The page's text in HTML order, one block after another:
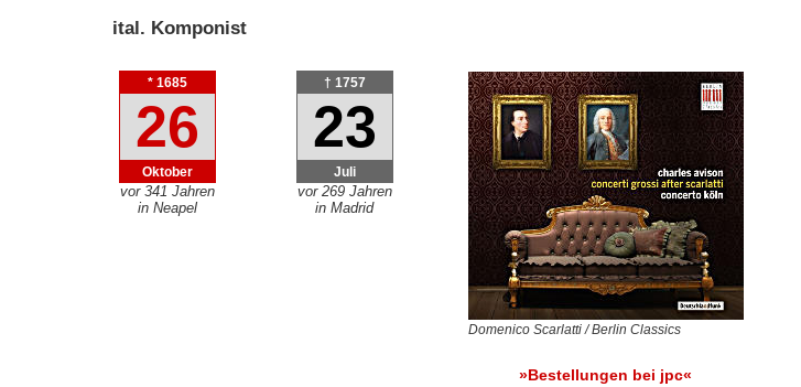
ital. Komponist
* 1685
26
Oktober
vor 341 Jahren
in Neapel
† 1757
23
Juli
vor 269 Jahren
in Madrid
Domenico Scarlatti / Berlin Classics
»Bestellungen bei jpc«